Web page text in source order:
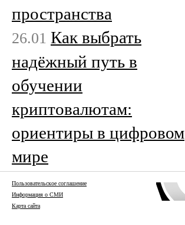
пространства
26.01 Как выбрать
надёжный путь в
обучении
криптовалютам:
ориентиры в цифровом
мире
Пользовательское соглашение
Информация о СМИ
Карта сайта